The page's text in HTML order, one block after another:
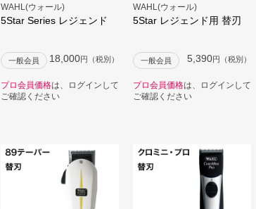
WAHL(ウォール)
5Star Series レジェンド
一般会員 18,000円（税別）
プロ会員価格は、ログインして
ご確認ください
WAHL(ウォール)
5Star レジェンド用 替刃
一般会員 5,390円（税別）
プロ会員価格は、ログインして
ご確認ください